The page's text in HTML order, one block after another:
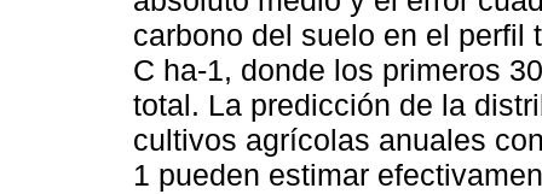
carbono del suelo en el perfil
C ha-1, donde los primeros
total. La predicción de la
cultivos agrícolas anuales
1 pueden estimar